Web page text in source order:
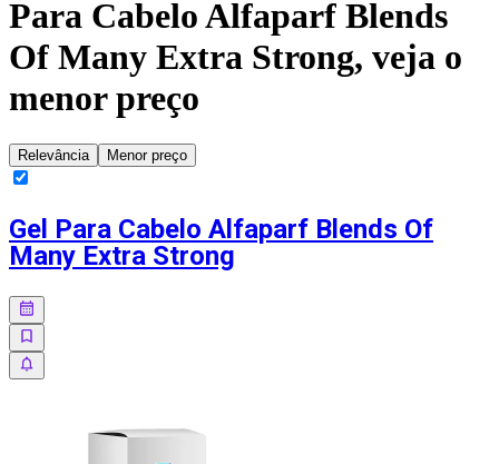
Para Cabelo Alfaparf Blends
Of Many Extra Strong, veja o
menor preço
Relevância Menor preço
Gel Para Cabelo Alfaparf Blends Of
Many Extra Strong